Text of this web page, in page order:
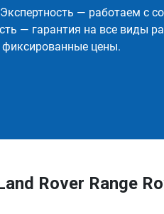
— работаем с
— гарантия на все виды
фиксированные цены.
Rover Range